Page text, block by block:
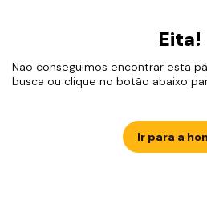
Eita!
Não conseguimos encontrar esta
busca ou clique no botão abaixo
Ir para a